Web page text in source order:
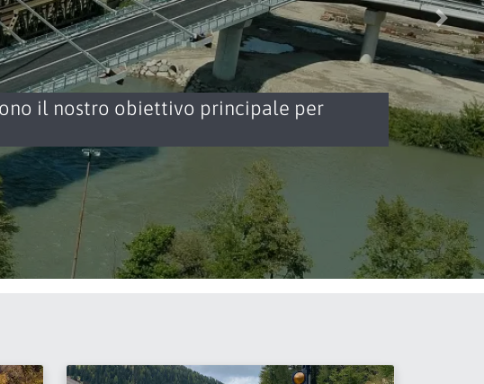
il nostro obiettivo principale per